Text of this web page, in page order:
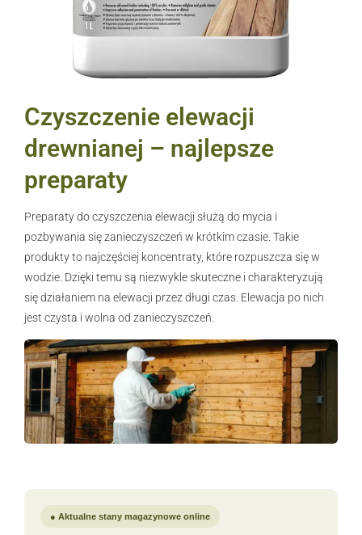
Czyszczenie elewacji
drewnianej – najlepsze
preparaty
Preparaty do czyszczenia elewacji służą do mycia i
pozbywania się zanieczyszczeń w krótkim czasie. Takie
produkty to najczęściej koncentraty, które rozpuszcza się w
wodzie. Dzięki temu są niezwykle skuteczne i charakteryzują
się działaniem na elewacji przez długi czas. Elewacja po nich
jest czysta i wolna od zanieczyszczeń.
● Aktualne stany magazynowe online